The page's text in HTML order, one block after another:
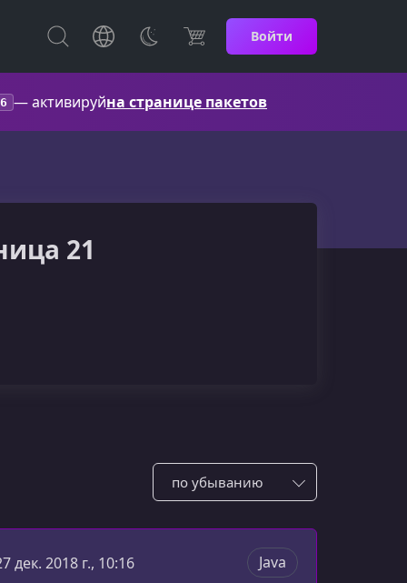
Войти
— активируйна странице пакетов
21
Сотировать по:
дек. 2018 г., 10:16 Java